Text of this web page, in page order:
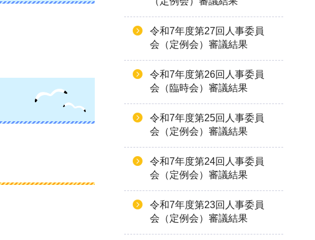
令和7年度第27回人事委員
会（定例会）審議結果
令和7年度第26回人事委員
会（臨時会）審議結果
令和7年度第25回人事委員
会（定例会）審議結果
令和7年度第24回人事委員
会（定例会）審議結果
令和7年度第23回人事委員
会（定例会）審議結果